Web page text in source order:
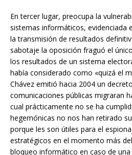
En tercer lugar, preocupa la
sistemas informáticos, evidenciada
la transmisión de resultados
sabotaje la oposición fraguó el
los resultados de un sistema
había considerado como «quizá el
Chávez emitió hacia 2004 un
comunicaciones públicas migraran
cual prácticamente no se ha
hegemónicas no nos han retirado
porque les son útiles para el
estratégicos en el momento más
bloqueo informático en caso de